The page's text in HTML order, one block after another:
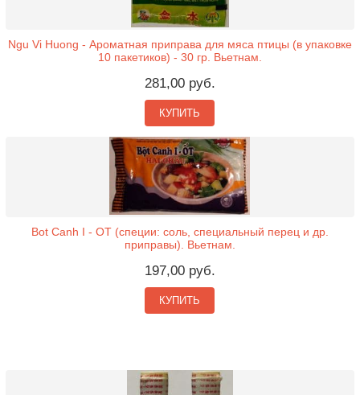
Ngu Vi Huong - Ароматная приправа для мяса птицы (в упаковке
10 пакетиков) - 30 гр. Вьетнам.
281,00 руб.
КУПИТЬ
Bot Canh I - OT (специи: соль, специальный перец и др.
приправы). Вьетнам.
197,00 руб.
КУПИТЬ